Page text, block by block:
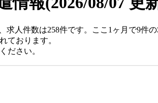
人件数は258件です。ここ1ヶ月で9件
ております。
ださい。